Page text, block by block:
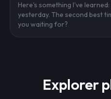
Here's something I've
yesterday. The second best
you waiting for?
Explorer